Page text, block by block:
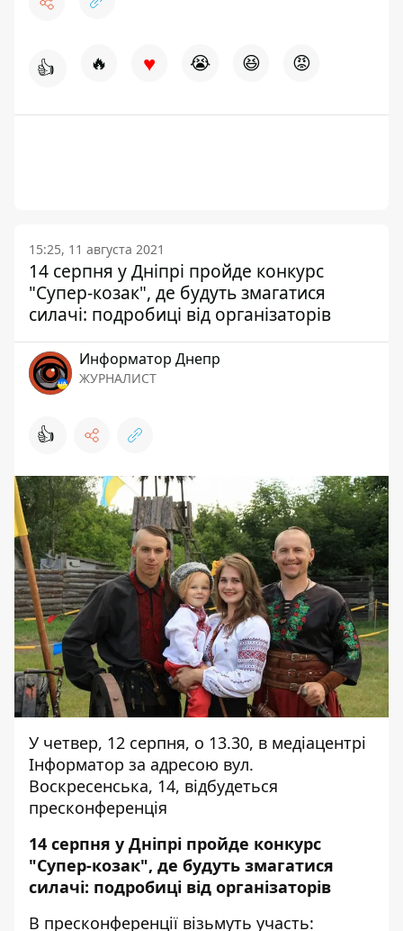
👍 🔥 ♥ 😭 😆 😡
15:25, 11 августа 2021
14 серпня у Дніпрі пройде конкурс
"Супер-козак", де будуть змагатися
силачі: подробиці від організаторів
Информатор Днепр
ЖУРНАЛИСТ
👍
У четвер, 12 серпня, о 13.30, в медіацентрі
Інформатор за адресою вул.
Воскресенська, 14, відбудеться
пресконференція
14 серпня у Дніпрі пройде конкурс
"Супер-козак", де будуть змагатися
силачі: подробиці від організаторів
В пресконференції візьмуть участь: